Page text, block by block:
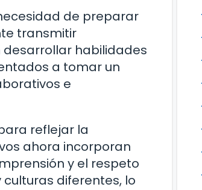
de preparar
transmitir
desarrollar habilidades
a tomar un
e
reflejar la
ahora incorporan
y el respeto
diferentes, lo